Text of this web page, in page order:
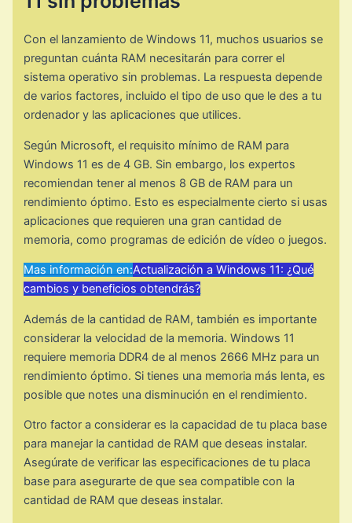
Con el lanzamiento de Windows 11, muchos usuarios se
preguntan cuánta RAM necesitarán para correr el
sistema operativo sin problemas. La respuesta depende
de varios factores, incluido el tipo de uso que le des a tu
ordenador y las aplicaciones que utilices.
Según Microsoft, el requisito mínimo de RAM para
Windows 11 es de 4 GB. Sin embargo, los expertos
recomiendan tener al menos 8 GB de RAM para un
rendimiento óptimo. Esto es especialmente cierto si usas
aplicaciones que requieren una gran cantidad de
memoria, como programas de edición de vídeo o juegos.
Mas información en:Actualización a Windows 11: ¿Qué
cambios y beneficios obtendrás?
Además de la cantidad de RAM, también es importante
considerar la velocidad de la memoria. Windows 11
requiere memoria DDR4 de al menos 2666 MHz para un
rendimiento óptimo. Si tienes una memoria más lenta, es
posible que notes una disminución en el rendimiento.
Otro factor a considerar es la capacidad de tu placa base
para manejar la cantidad de RAM que deseas instalar.
Asegúrate de verificar las especificaciones de tu placa
base para asegurarte de que sea compatible con la
cantidad de RAM que deseas instalar.